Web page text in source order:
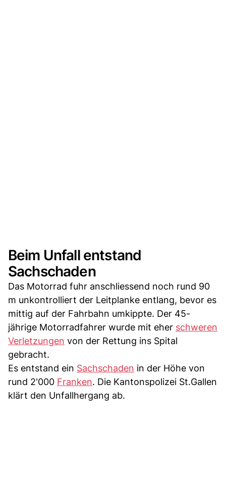
Beim Unfall entstand
Sachschaden
Das Motorrad fuhr anschliessend noch rund 90
m unkontrolliert der Leitplanke entlang, bevor es
mittig auf der Fahrbahn umkippte. Der 45-
jährige Motorradfahrer wurde mit eher schweren
Verletzungen von der Rettung ins Spital
gebracht.
Es entstand ein Sachschaden in der Höhe von
rund 2'000 Franken. Die Kantonspolizei St.Gallen
klärt den Unfallhergang ab.